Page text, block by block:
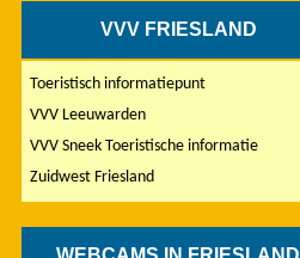
VVV FRIESLAND
Toeristisch informatiepunt
VVV Leeuwarden
VVV Sneek Toeristische informatie
Zuidwest Friesland